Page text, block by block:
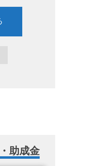
助成金